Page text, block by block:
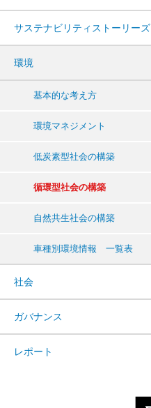
サステナビリティストーリーズ
環境
基本的な考え方
環境マネジメント
低炭素型社会の構築
循環型社会の構築
自然共生社会の構築
車種別環境情報 一覧表
社会
ガバナンス
レポート